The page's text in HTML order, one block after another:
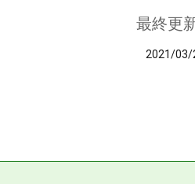
最終更
2021/03/